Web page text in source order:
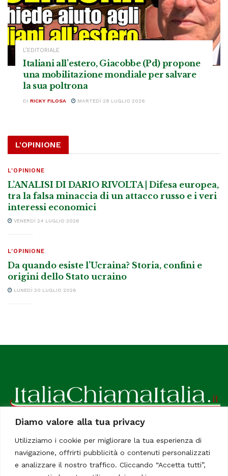
Diamo valore alla tua privacy
Utilizziamo i cookie per migliorare la tua esperienza di
navigazione, offrirti pubblicità o contenuti personalizzati
e analizzare il nostro traffico. Cliccando “Accetta tutti”,
L’EDITORIALE
Italiani all’estero, Giacobbe (Pd) propone
una mobilitazione mondiale per salvare
la sua poltrona
DI RICKY FILOSA MARTEDÌ 28 LUGLIO 2026
L'OPINIONE
L'OPINIONE
L’ANALISI DI DARIO RIVOLTA | Difesa europea,
tra la falsa minaccia di un attacco russo e i veri
interessi economici
VENERDÌ 24 LUGLIO 2026
L'OPINIONE
Da quando esiste l’Ucraina? Storia, confini e
origini dello Stato ucraino
LUNEDÌ 20 LUGLIO 2026
ItaliaChiamaItalia, il TUO quotidiano online preferito.
Dedicato in particolare a tutti gli italiani residenti all'estero.
Tutti i diritti sono riservati. Quotidiano online indipendente